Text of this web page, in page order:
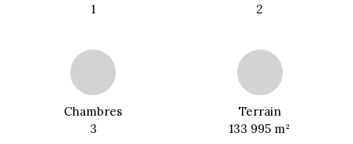
1
2
Chambres
3
Terrain
133 995 m²